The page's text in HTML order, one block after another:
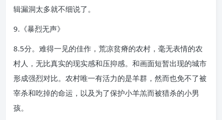
辑漏洞太多就不细说了。
9.《暴烈无声》
8.5分。难得一见的佳作，荒凉贫瘠的农村，毫无表情的农
村人，无比真实的现实感和压抑感。和画面短暂出现的城市
形成强烈对比。农村唯一有活力的是羊群，然而也免不了被
宰杀和吃掉的命运，以及为了保护小羊羔而被猎杀的小男
孩。